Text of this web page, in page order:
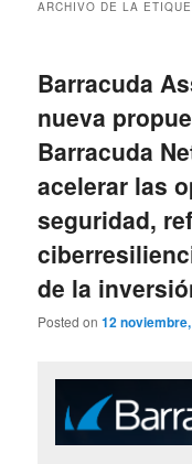
ARCHIVO DE LA
Barracuda
nueva
Barracuda
acelerar las
seguridad,
de la
Posted on12